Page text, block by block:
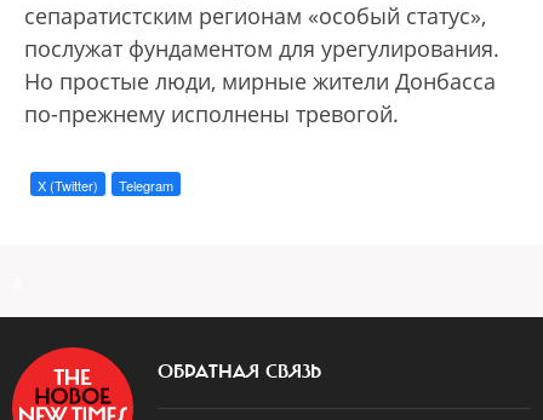
сепаратистским регионам «особый статус»,
послужат фундаментом для урегулирования.
Но простые люди, мирные жители Донбасса
по-прежнему исполнены тревогой.
X (Twitter) Telegram
ОБРАТНАЯ СВЯЗЬ